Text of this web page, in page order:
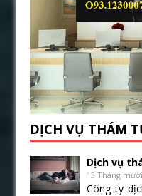
DỊCH VỤ THÁM
Dịch vụ
13 Tháng
Công ty